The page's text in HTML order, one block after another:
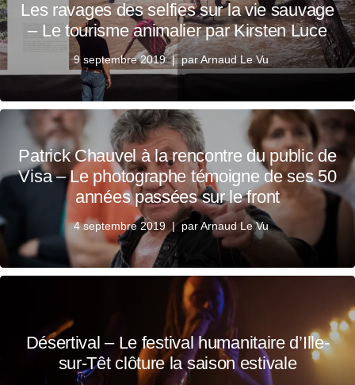
Les ravages des selfies sur la vie sauvage
– Le tourisme animalier par Kirsten Luce
9 septembre 2019 parArnaud Le Vu
Patrick Chauvel à la rencontre du public de
Visa – Le photographe témoigne de ses 50
années passées sur le front
4 septembre 2019 parArnaud Le Vu
Désertival – Le festival humanitaire d’Ille-
sur-Têt clôture la saison estivale